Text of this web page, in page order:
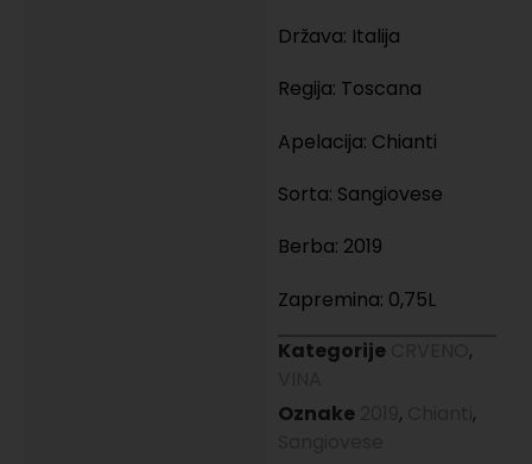
Država: Italija
Regija: Toscana
Apelacija: Chianti
Sorta: Sangiovese
Berba: 2019
Zapremina: 0,75L
Kategorije
,
Oznake
,
,